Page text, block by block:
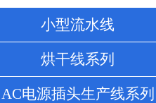
小型流水线
烘干线系列
AC电源插头生产线系列